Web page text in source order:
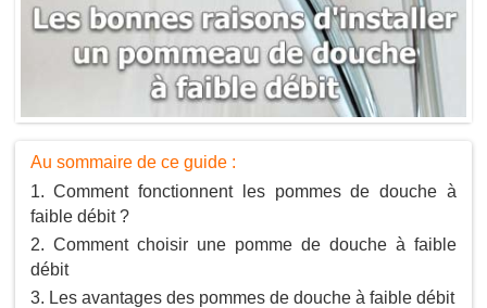
Au sommaire de ce guide :
Comment fonctionnent les pommes de douche à
faible débit ?
Comment choisir une pomme de douche à faible
débit
Les avantages des pommes de douche à faible débit